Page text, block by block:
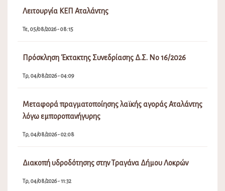
Λειτουργία ΚΕΠ Αταλάντης
Τε, 05/08/2026 - 08:15
Πρόσκληση Έκτακτης Συνεδρίασης Δ.Σ. Νο 16/2026
Τρ, 04/08/2026 - 04:09
Μεταφορά πραγματοποίησης λαϊκής αγοράς Αταλάντης
λόγω εμποροπανήγυρης
Τρ, 04/08/2026 - 02:08
Διακοπή υδροδότησης στην Τραγάνα Δήμου Λοκρών
Τρ, 04/08/2026 - 11:32